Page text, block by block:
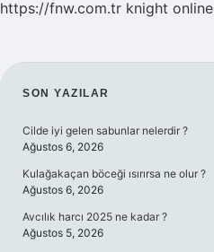
https://fnw.com.tr knight online
SIDEBAR
SON YAZILAR
Cilde iyi gelen sabunlar nelerdir ?
Ağustos 6, 2026
Kulağakaçan böceği ısırırsa ne olur ?
Ağustos 6, 2026
Avcılık harcı 2025 ne kadar ?
Ağustos 5, 2026